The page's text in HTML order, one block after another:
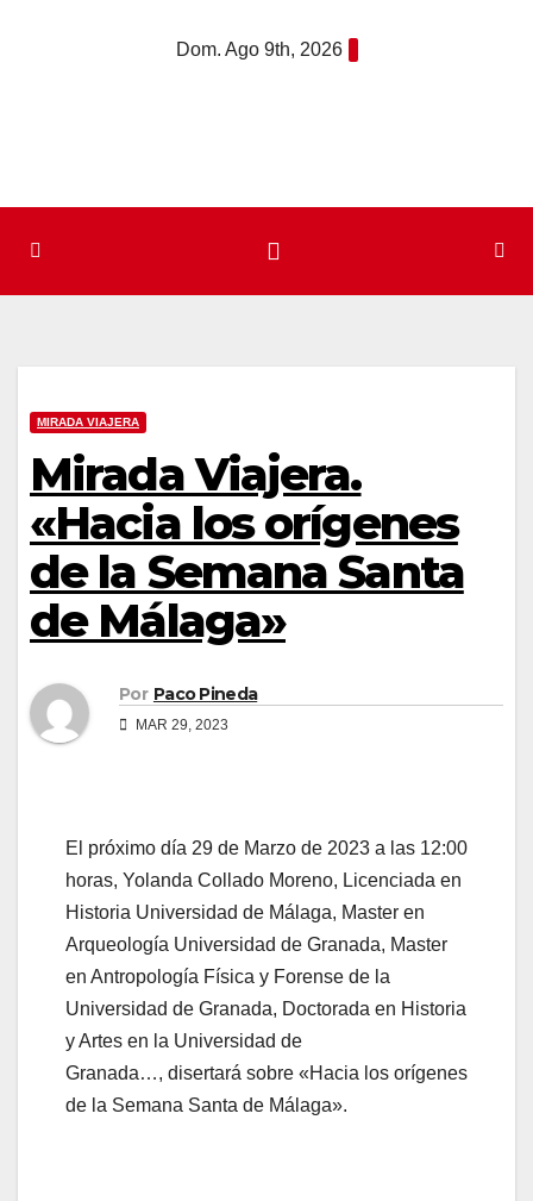
Dom. Ago 9th, 2026
MIRADA VIAJERA
Mirada Viajera.
«Hacia los orígenes
de la Semana Santa
de Málaga»
Por Paco Pineda
MAR 29, 2023
El próximo día 29 de Marzo de 2023 a las 12:00
horas, Yolanda Collado Moreno, Licenciada en
Historia Universidad de Málaga, Master en
Arqueología Universidad de Granada, Master
en Antropología Física y Forense de la
Universidad de Granada, Doctorada en Historia
y Artes en la Universidad de
Granada…, disertará sobre «Hacia los orígenes
de la Semana Santa de Málaga».